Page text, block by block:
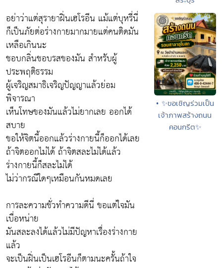
อย่าว่าแต่สุรายาฝิ่นเฮโรอีน แม้แต่บุหรี่นี่
ก็เป็นภัยต่อร่างกายมากมายแต่คนติดมัน
เหลือเกินนะ
ชอบกลิ่นชอบรสของมัน สำหรับผู้
ประพฤติธรรม
ผู้เจริญสมาธิเจริญปัญญาแล้วย่อม
พิจารณา
เห็นโทษของมันแล้วไม่ยากเลย ออกได้
สบาย
ขอให้จิตนี้ออกแล้วร่างกายนี้ก็ออกได้เลย
ถ้าจิตออกไม่ได้ ถ้าจิตสละไม่ได้แล้ว
ร่างกายนี้ก็สละไม่ได้
ไม่ว่ากรณีใดๆเหมือนกันหมดเลย
การละความชั่วทำความดีนี่ ขอแต่ใจมัน
เบื่อหน่าย
มันสละลงได้แล้วไม่มีปัญหาเรื่องร่างกาย
แล้ว
จะเป็นฝิ่นเป็นเฮโรอีนก็ตามนะครั้นถ้าใจ
• ✨ขอเชิญร่วมเป็น
เจ้าภาพสร้างถนน
คอนกรีต✨